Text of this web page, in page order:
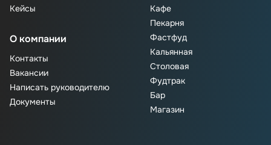
Кейсы
О компании
Контакты
Вакансии
Написать руководителю
Документы
Кафе
Пекарня
Фастфуд
Кальянная
Столовая
Фудтрак
Бар
Магазин